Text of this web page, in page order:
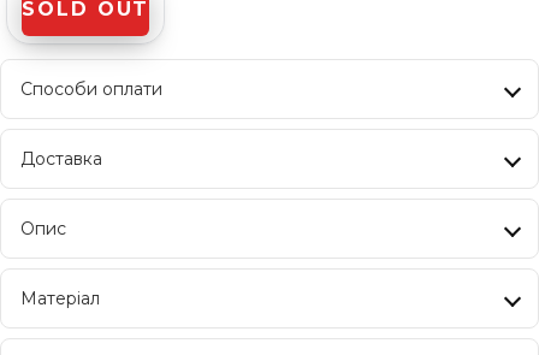
SOLD OUT
Способи оплати
Доставка
Опис
Матеріал